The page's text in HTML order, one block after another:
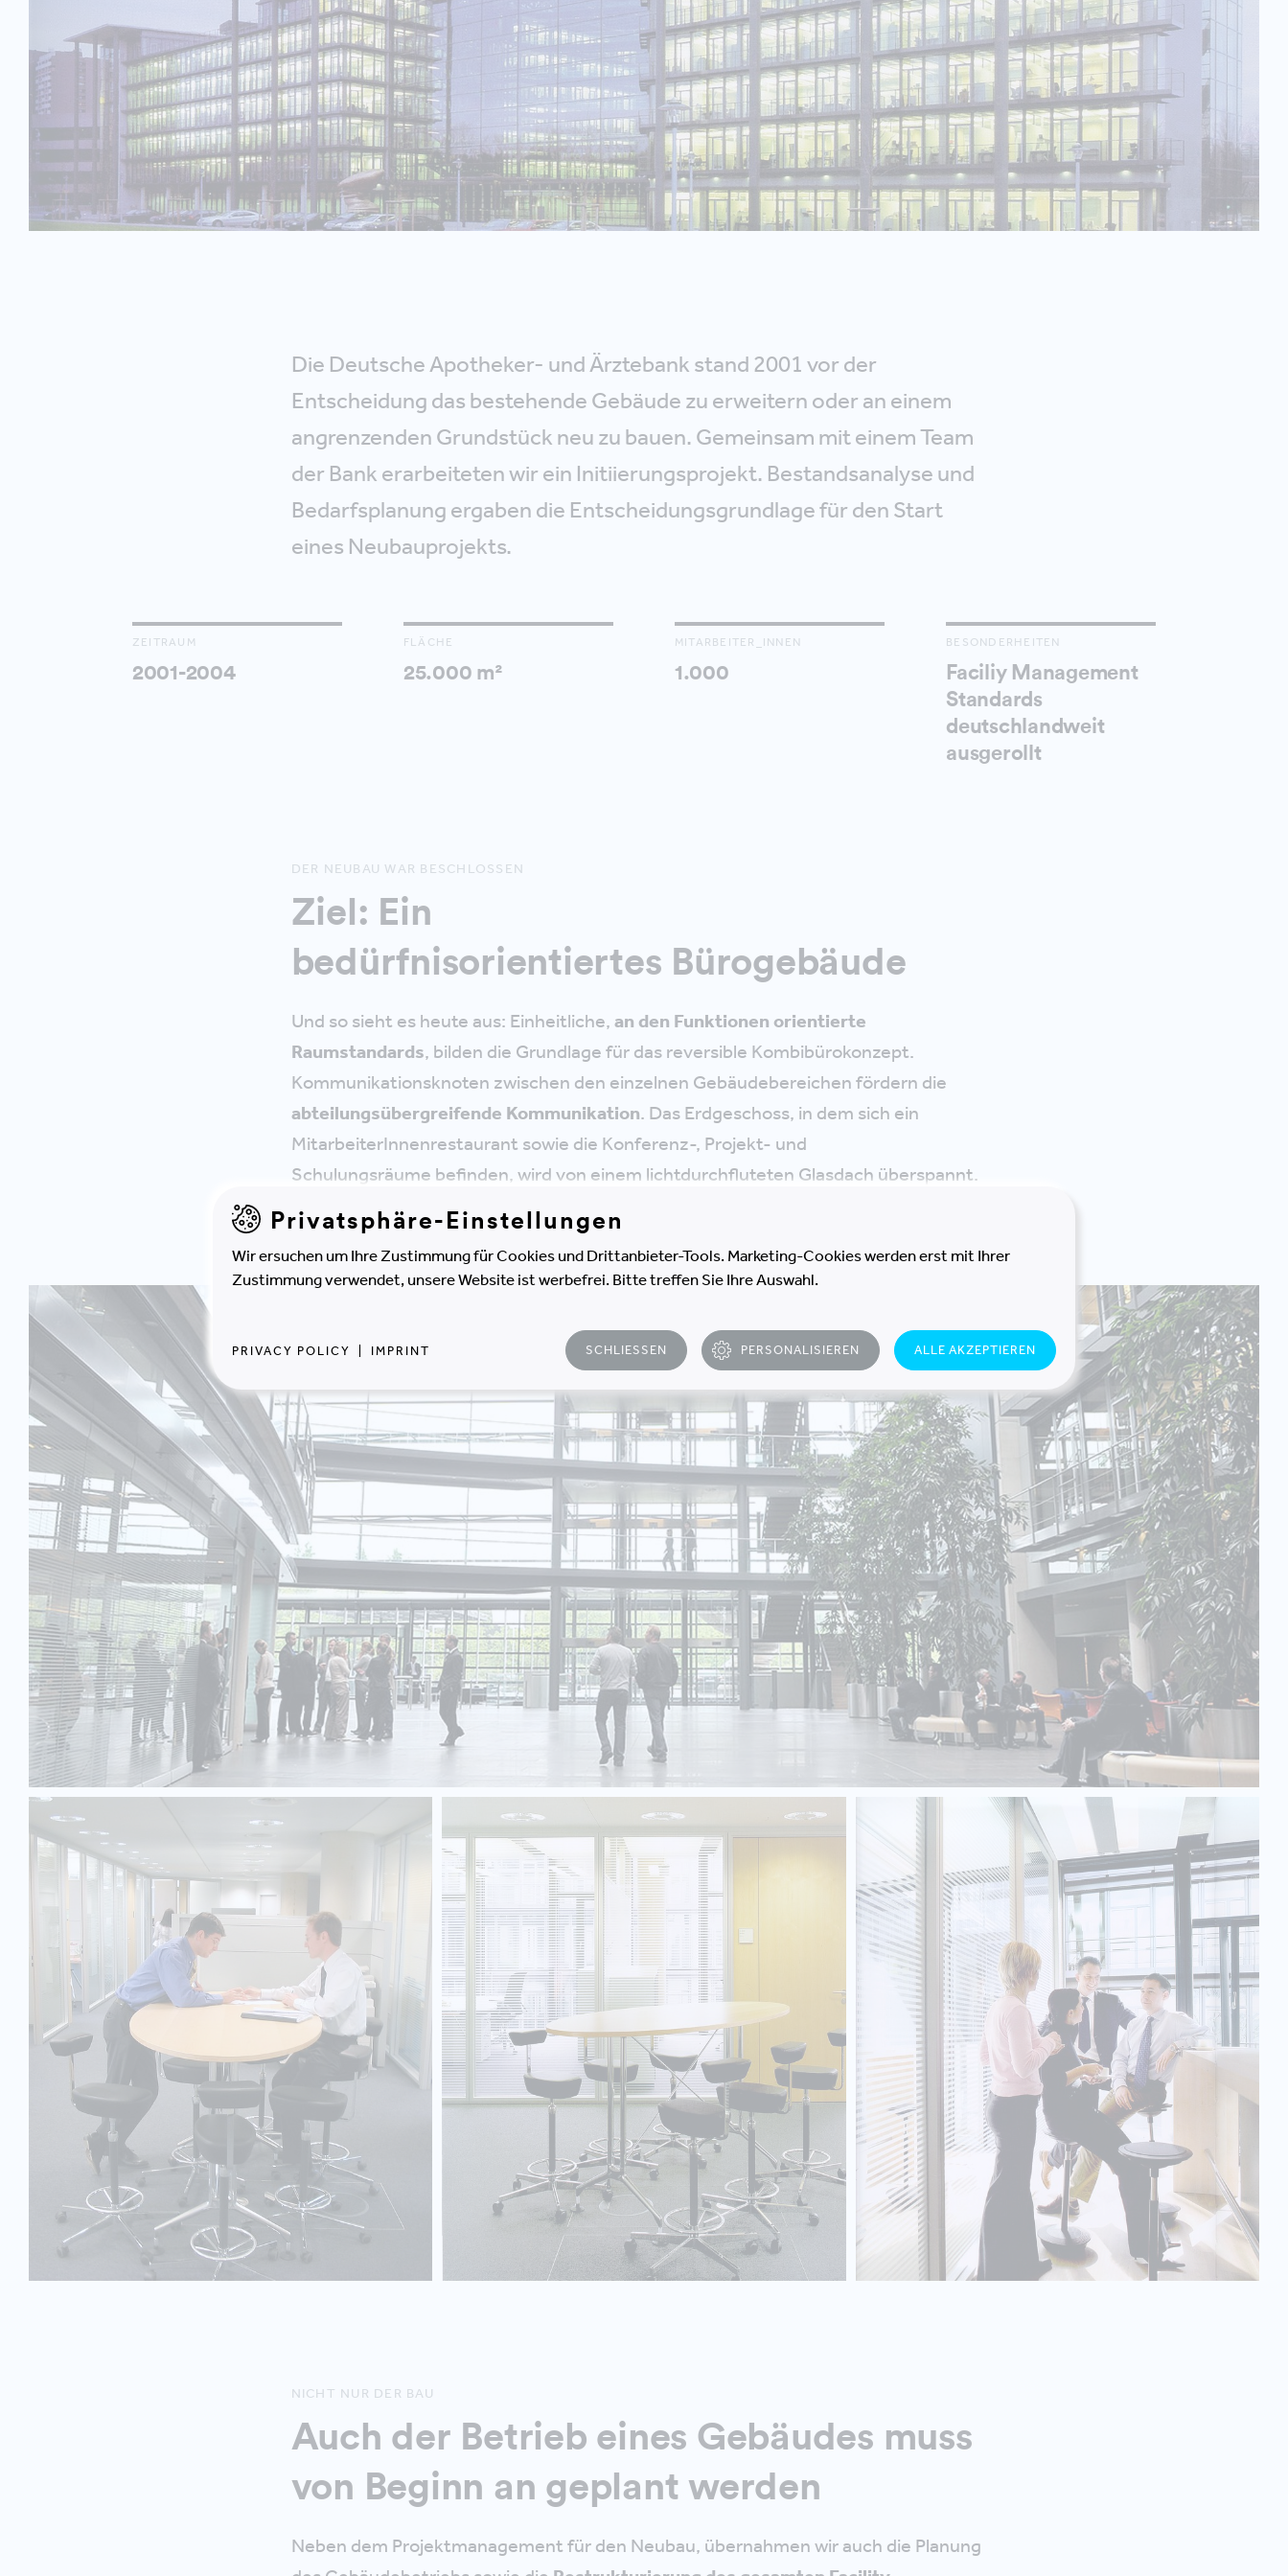
Die Deutsche Apotheker- und Ärztebank stand 2001 vor der
Entscheidung das bestehende Gebäude zu erweitern oder an einem
angrenzenden Grundstück neu zu bauen. Gemeinsam mit einem Team
der Bank erarbeiteten wir ein Initiierungsprojekt. Bestandsanalyse und
Bedarfsplanung ergaben die Entscheidungsgrundlage für den Start
eines Neubauprojekts.
ZEITRAUM
2001-2004
FLÄCHE
25.000 m²
MITARBEITER_INNEN
1.000
BESONDERHEITEN
Faciliy Management
Standards
deutschlandweit
ausgerollt
DER NEUBAU WAR BESCHLOSSEN
Ziel: Ein
bedürfnisorientiertes Bürogebäude
Und so sieht es heute aus: Einheitliche, an den Funktionen orientierte
Raumstandards, bilden die Grundlage für das reversible Kombibürokonzept.
Kommunikationsknoten zwischen den einzelnen Gebäudebereichen fördern die
abteilungsübergreifende Kommunikation. Das Erdgeschoss, in dem sich ein
MitarbeiterInnenrestaurant sowie die Konferenz-, Projekt- und
Schulungsräume befinden, wird von einem lichtdurchfluteten Glasdach überspannt.
NICHT NUR DER BAU
Auch der Betrieb eines Gebäudes muss
von Beginn an geplant werden
Neben dem Projektmanagement für den Neubau, übernahmen wir auch die Planung
Privatsphäre-Einstellungen
Wir ersuchen um Ihre Zustimmung für Cookies und Drittanbieter-Tools. Marketing-Cookies werden erst mit Ihrer
Zustimmung verwendet, unsere Website ist werbefrei. Bitte treffen Sie Ihre Auswahl.
PRIVACY POLICY IMPRINT SCHLIESSEN PERSONALISIEREN ALLE AKZEPTIEREN